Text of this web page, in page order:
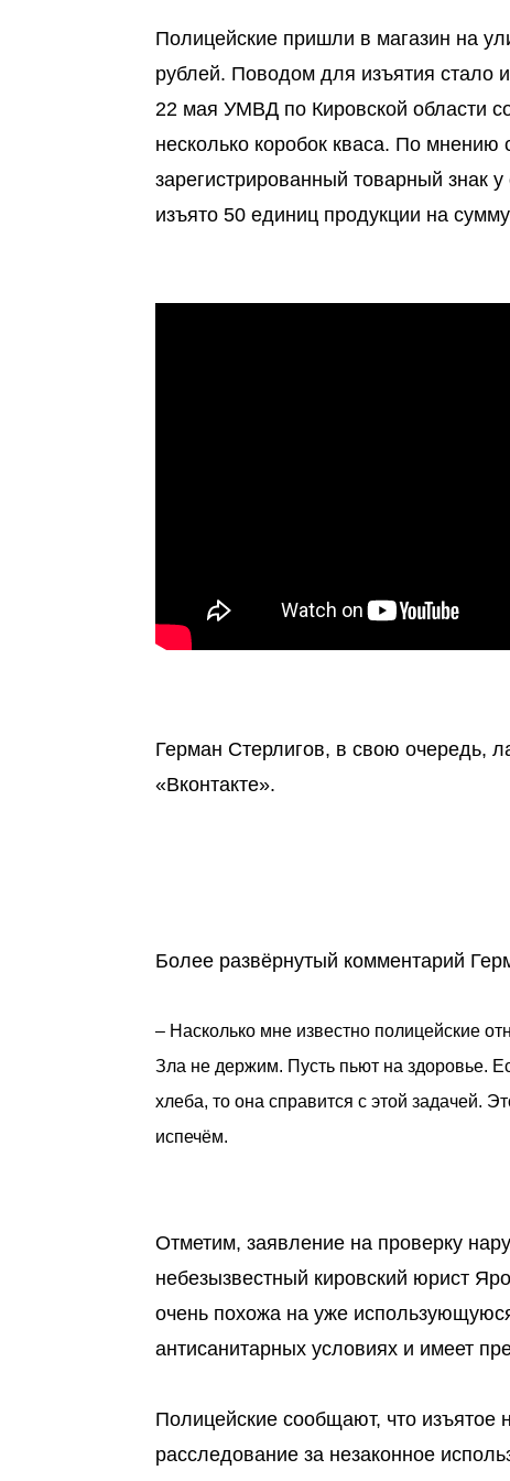
Полицейские пришли в магазин на
рублей. Поводом для изъятия стало
22 мая УМВД по Кировской области
несколько коробок кваса. По мнению
зарегистрированный товарный знак
изъято 50 единиц продукции на
Герман Стерлигов, в свою очередь,
«Вконтакте».
Более развёрнутый комментарий
– Насколько мне известно полицейские
Зла не держим. Пусть пьют на здоровье.
хлеба, то она справится с этой задачей.
испечём.
Отметим, заявление на проверку
небезызвестный кировский юрист
очень похожа на уже
антисанитарных условиях и имеет
Полицейские сообщают, что изъятое
расследование за незаконное